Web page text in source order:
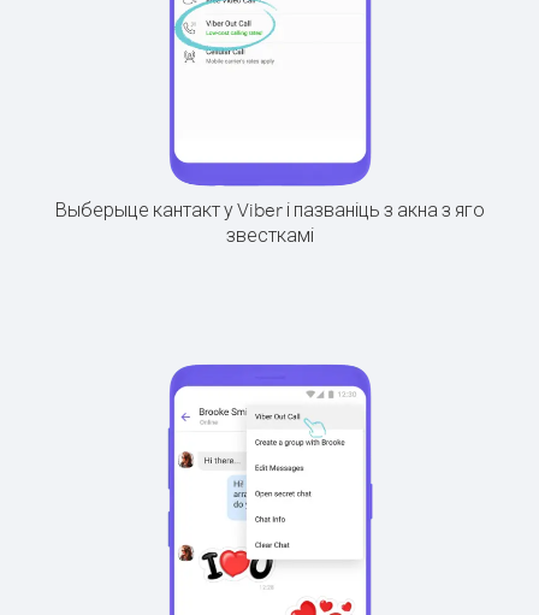
Выберыце кантакт у Viber і пазваніць з акна з яго
звесткамі